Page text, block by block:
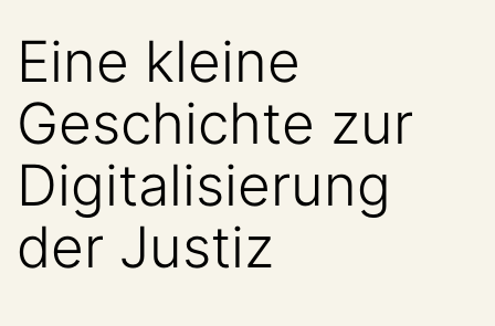
Eine kleine
Geschichte zur
Digitalisierung
der Justiz